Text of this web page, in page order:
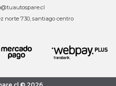
norte 730, santiago centro